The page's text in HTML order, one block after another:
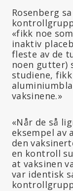
Rosenberg
«fikk noe
inaktiv
fleste av de
noen gutter)
studiene,
vaksinene.»
«Når de så
eksempel av
den
en kontroll
at vaksinen
var identisk